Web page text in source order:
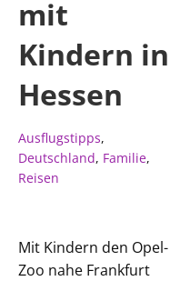
mit
Kindern in
Hessen
Ausflugstipps,
Deutschland, Familie,
Reisen
Mit Kindern den Opel-
Zoo nahe Frankfurt